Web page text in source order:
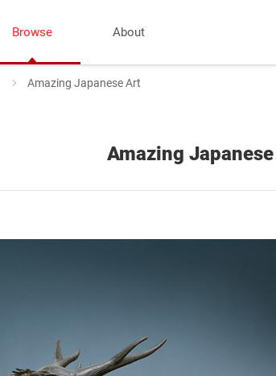
Browse About
Amazing Japanese Art
Amazing